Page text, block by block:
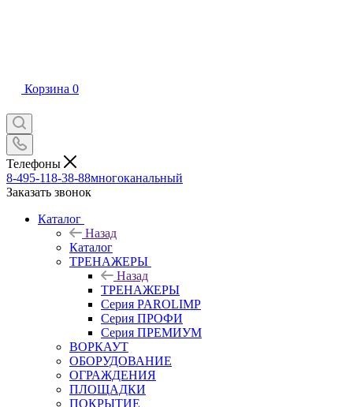
Корзина 0
Телефоны
8-495-118-38-88многоканальный
Заказать звонок
Каталог
Назад
Каталог
ТРЕНАЖЕРЫ
Назад
ТРЕНАЖЕРЫ
Серия PAROLIMP
Серия ПРОФИ
Серия ПРЕМИУМ
ВОРКАУТ
ОБОРУДОВАНИЕ
ОГРАЖДЕНИЯ
ПЛОЩАДКИ
ПОКРЫТИЕ